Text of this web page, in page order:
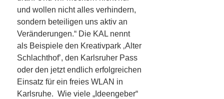
und wollen nicht alles verhindern,
sondern beteiligen uns aktiv an
Veränderungen.“ Die KAL nennt
als Beispiele den Kreativpark ‚Alter
Schlachthof’, den Karlsruher Pass
oder den jetzt endlich erfolgreichen
Einsatz für ein freies WLAN in
Karlsruhe. Wie viele „Ideengeber“